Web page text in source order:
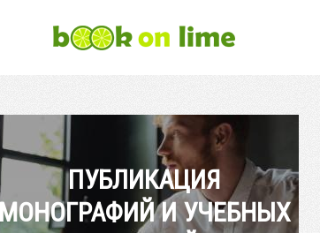
ПУБЛИКАЦИЯ
МОНОГРАФИЙ И УЧЕБНЫХ